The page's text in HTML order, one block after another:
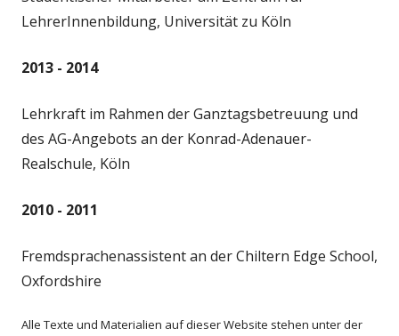
LehrerInnenbildung, Universität zu Köln
2013 - 2014
Lehrkraft im Rahmen der Ganztagsbetreuung und
des AG-Angebots an der Konrad-Adenauer-
Realschule, Köln
2010 - 2011
Fremdsprachenassistent an der Chiltern Edge School,
Oxfordshire
Alle Texte und Materialien auf dieser Website stehen unter der